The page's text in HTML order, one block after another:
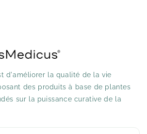
d'améliorer la qualité de la vie
des produits à base de plantes
sur la puissance curative de la